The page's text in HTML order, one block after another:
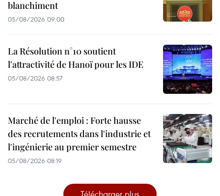
blanchiment
05/08/2026 09:00
La Résolution n°10 soutient
l'attractivité de Hanoï pour les IDE
05/08/2026 08:57
Marché de l'emploi : Forte hausse
des recrutements dans l'industrie et
l'ingénierie au premier semestre
05/08/2026 08:19